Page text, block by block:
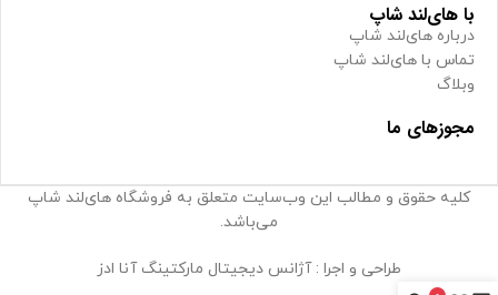
با های‌لند شاپ
درباره های‌لند شاپ
تماس با های‌لند شاپ
وبلاگ
مجوزهای ما
کلیه حقوق و مطالب این وب‌سایت متعلق به فروشگاه های‌لند شاپ
می‌باشد.
طراحی و اجرا : آژانس دیجیتال مارکتینگ آنا ادز